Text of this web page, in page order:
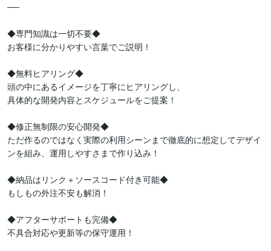
──
◆専門知識は一切不要◆
お客様に分かりやすい言葉でご説明！
◆無料ヒアリング◆
頭の中にあるイメージを丁寧にヒアリングし、
具体的な開発内容とスケジュールをご提案！
◆修正無制限の安心開発◆
ただ作るのではなく実際の利用シーンまで徹底的に想定してデザイ
ンを組み、運用しやすさまで作り込み！
◆納品はリンク＋ソースコード付き可能◆
もしもの外注不安も解消！
◆アフターサポートも完備◆
不具合対応や更新等の保守運用！